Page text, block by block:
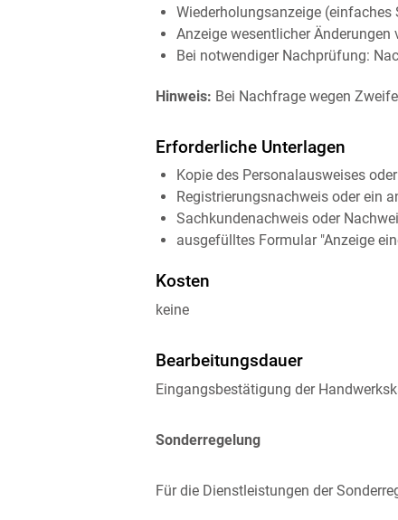
Wiederholungsanzeige
Anzeige wesentlicher
Bei notwendiger Nachprüfung:
Hinweis: Bei Nachfrage wegen
Erforderliche Unterlagen
Kopie des Personalausweises
Registrierungsnachweis oder ein
Sachkundenachweis oder
ausgefülltes Formular "Anzeige
Kosten
keine
Bearbeitungsdauer
Eingangsbestätigung der
Sonderregelung
Für die Dienstleistungen der